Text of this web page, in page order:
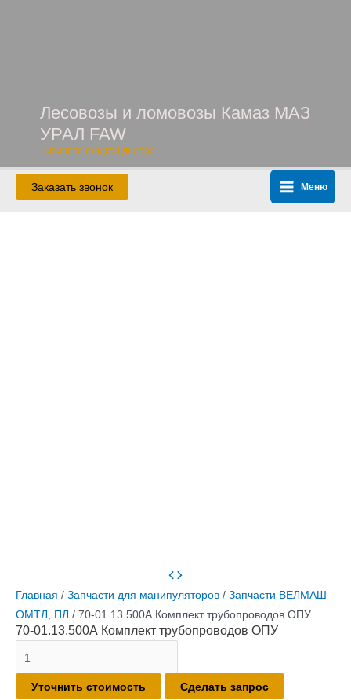
Лесовозы и ломовозы Камаз МАЗ
УРАЛ FAW
Лизинг со скидкой дилера
Заказать звонок
Main
Меню
Главная / Запчасти для манипуляторов / Запчасти ВЕЛМАШ
ОМТЛ, ПЛ / 70-01.13.500А Комплект трубопроводов ОПУ
70-01.13.500А Комплект трубопроводов ОПУ
товара
Уточнить стоимость
Сделать запрос